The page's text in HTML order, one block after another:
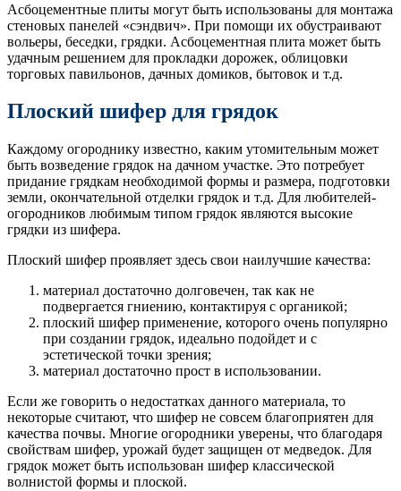
Асбоцементные плиты могут быть использованы для монтажа
стеновых панелей «сэндвич». При помощи их обустраивают
вольеры, беседки, грядки. Асбоцементная плита может быть
удачным решением для прокладки дорожек, облицовки
торговых павильонов, дачных домиков, бытовок и т.д.
Плоский шифер для грядок
Каждому огороднику известно, каким утомительным может
быть возведение грядок на дачном участке. Это потребует
придание грядкам необходимой формы и размера, подготовки
земли, окончательной отделки грядок и т.д. Для любителей-
огородников любимым типом грядок являются высокие
грядки из шифера.
Плоский шифер проявляет здесь свои наилучшие качества:
материал достаточно долговечен, так как не
подвергается гниению, контактируя с органикой;
плоский шифер применение, которого очень популярно
при создании грядок, идеально подойдет и с
эстетической точки зрения;
материал достаточно прост в использовании.
Если же говорить о недостатках данного материала, то
некоторые считают, что шифер не совсем благоприятен для
качества почвы. Многие огородники уверены, что благодаря
свойствам шифер, урожай будет защищен от медведок. Для
грядок может быть использован шифер классической
волнистой формы и плоской.